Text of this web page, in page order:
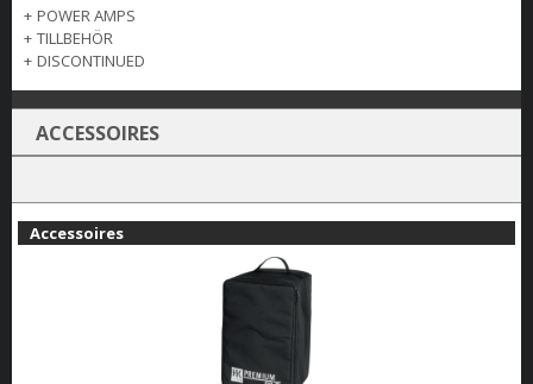
+ POWER AMPS
+ TILLBEHÖR
+ DISCONTINUED
ACCESSOIRES
Accessoires